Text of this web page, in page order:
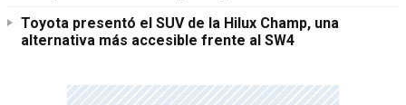
Toyota presentó el SUV de la Hilux Champ, una
alternativa más accesible frente al SW4